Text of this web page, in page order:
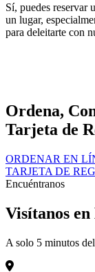
Sí, puedes reservar
un lugar,
para deleitarte con
Ordena,
Tarjeta de
ORDENAR EN
TARJETA DE
Encuéntranos
Visítanos
A solo 5 minutos